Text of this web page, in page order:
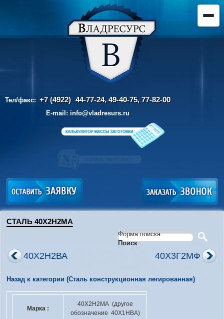
Тел/факс: +7 (4922) 44-77-24, 49-40-75, 77-82-00
E-mail: info@vladresurs.ru
СТАЛЬ 40Х2Н2МА
Форма поиска
Поиск
40Х2Н2ВА 40Х3Г2МФ
Назад к категории (Сталь конструкционная легированная)
Марка :
40Х2Н2МА (другое
обозначение 40Х1НВА)